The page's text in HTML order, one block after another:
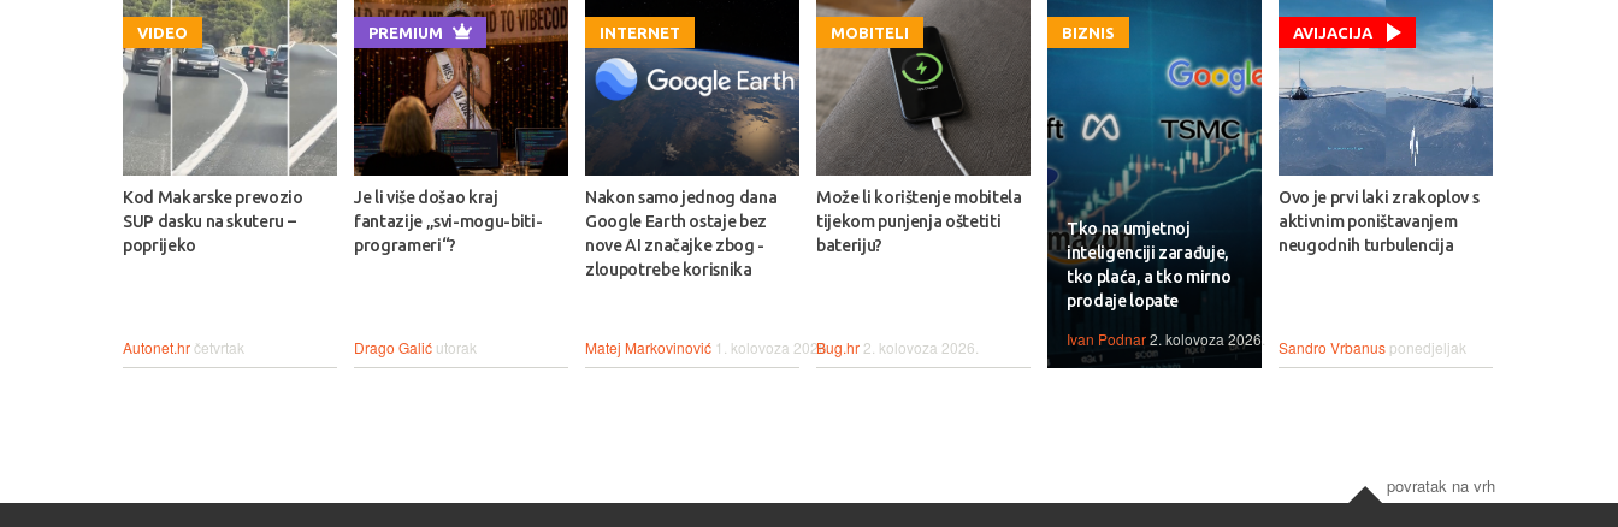
VIDEO
Kod Makarske prevozio
SUP dasku na skuteru –
poprijeko
Autonet.hrčetvrtak
PREMIUM
Je li više došao kraj
fantazije „svi-mogu-biti-
programeri“?
Drago Galić utorak
INTERNET
Nakon samo jednog dana
Google Earth ostaje bez
nove AI značajke zbog -
zloupotrebe korisnika
Matej Markovinović 1. kolovoza 2026.
MOBITELI
Može li korištenje mobitela
tijekom punjenja oštetiti
bateriju?
Bug.hr 2. kolovoza 2026.
BIZNIS
Tko na umjetnoj
inteligenciji zarađuje,
tko plaća, a tko mirno
prodaje lopate
Ivan Podnar2. kolovoza 2026.
AVIJACIJA
Ovo je prvi laki zrakoplov s
aktivnim poništavanjem
neugodnih turbulencija
Sandro Vrbanus ponedjeljak
povratak na vrh